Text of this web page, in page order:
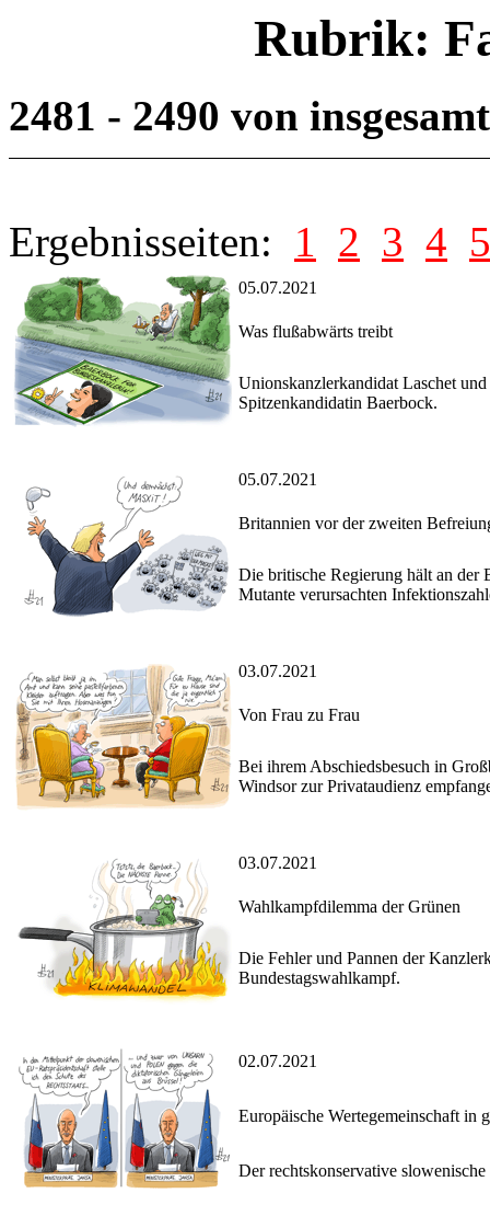
Rubrik:
2481 - 2490 von
Ergebnisseiten: 1 2 3 4 5
05.07.2021
Was flußabwärts treibt
Unionskanzlerkandidat Laschet
Spitzenkandidatin Baerbock.
05.07.2021
Britannien vor der zweiten
Die britische Regierung hält an
Mutante verursachten
03.07.2021
Von Frau zu Frau
Bei ihrem Abschiedsbesuch in
Windsor zur Privataudienz
03.07.2021
Wahlkampfdilemma der Grünen
Die Fehler und Pannen der
Bundestagswahlkampf.
02.07.2021
Europäische Wertegemeinschaft in
Der rechtskonservative